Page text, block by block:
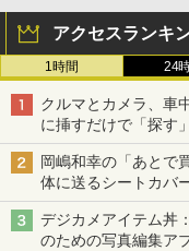
アクセスランキ
1時間 24
クルマとカメラ、車
に挿すだけで「探す
岡嶋和幸の「あとで
体に送るシートカバ
デジカメアイテム丼
のための写真編集ア